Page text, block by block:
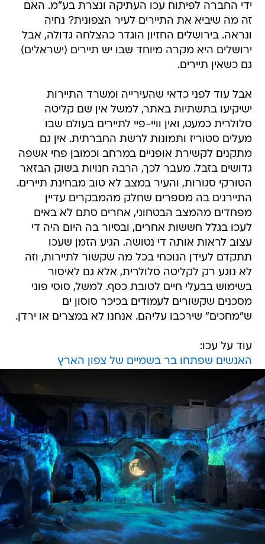
ידי החברה לפיתוח עכו העתיקה ונצרת בע"מ. האם
זה מה שיביא את התיירים לעיר הצפונית? נחיה
ונראה. בירושלים החזיון הוגדר כהצלחה גדולה, אבל
ירושלים היא מקרה מיוחד שבו יש תיירים (ישראלים)
גם כשאין תיירים.
אבל עוד לפני כדאי שהעירייה ומשרד התיירות
ישיקיעו בתשתיות באתר, למשל אין שם קליטה
סלולרית כמעט, ואין וויי-פיי לתיירים בעולם שבו
מעלים סטוריז ותמונות לרשת החברתית. אין גם
מתקנים לקשירת אופניים במרחב וכמובן פחי אשפה
גדושים בזבל. מעבר לכך, הרבה חנויות בשוק הבזאר
הטורקי סגורות, והעיר במצב לא טוב מבחינת תיירים.
התיירנים בה מספרים שחלק מהמבקרים עדיין
מפחדים מהמצב הבטחוני, אחרים סתם לא באים
לעכו בגלל חששות אחרים, ובסיור בה היום היה די
עצוב לראות אותה די נטושה. הגיע הזמן שעכו
תתקדם לעידן הנוכחי בכל מה שקשור לתיירות, וזה
לא נוגע רק לקליטה סלולרית, אלא גם לאיסור
בשימוש בבעלי חיים לטובת כסף. למשל, סוסי פוני
מסכנים שקשורים לעמודים בכיכר סוסון ים
ש"מחכים" שירכבו עליהם. אנחנו לא במצרים או ירדן.
עוד על עכו:
האנשים שפתחו בר בשמיים של צפון הארץ